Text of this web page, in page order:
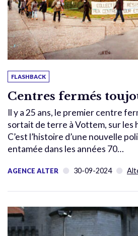
FLASHBACK
Centres fermés
Il y a 25 ans, le premier centre
sortait de terre à Vottem, sur les
C’est l’histoire d’une nouvelle
entamée dans les années 70…
AGENCE ALTER 30-09-2024